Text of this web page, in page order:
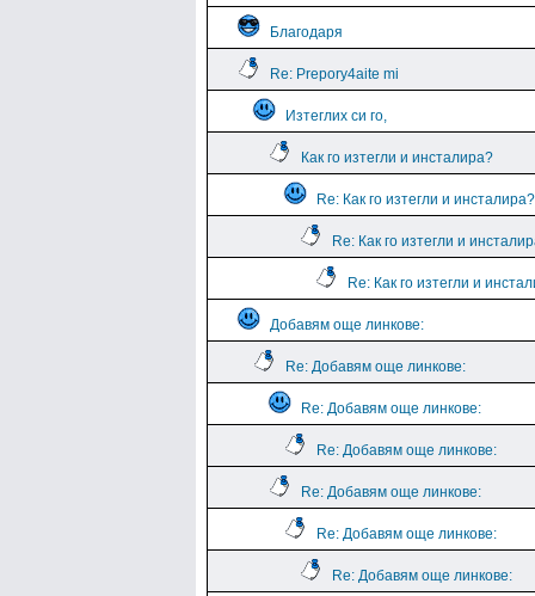
Благодаря
Re: Prepory4aite mi
Изтеглих си го,
Как го изтегли и инсталира?
Re: Как го изтегли и инсталира?
Re: Как го изтегли и
Re: Как го изтегли и
Добавям още линкове:
Re: Добавям още линкове:
Re: Добавям още линкове:
Re: Добавям още линкове:
Re: Добавям още линкове:
Re: Добавям още линкове:
Re: Добавям още линкове: